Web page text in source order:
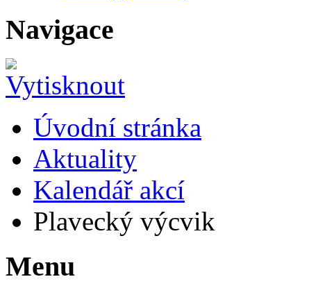
Navigace
Úvodní stránka
Aktuality
Kalendář akcí
Plavecký výcvik
Menu